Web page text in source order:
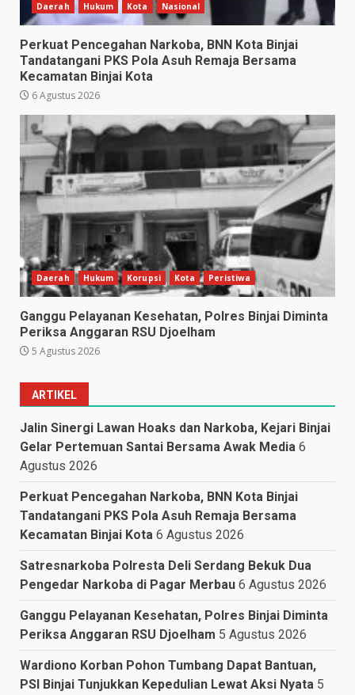
Daerah Hukum Kota Nasional
Perkuat Pencegahan Narkoba, BNN Kota Binjai
Tandatangani PKS Pola Asuh Remaja Bersama
Kecamatan Binjai Kota
6 Agustus 2026
Daerah Hukum Korupsi Kota Peristiwa
Ganggu Pelayanan Kesehatan, Polres Binjai Diminta
Periksa Anggaran RSU Djoelham
5 Agustus 2026
ARTIKEL
Jalin Sinergi Lawan Hoaks dan Narkoba, Kejari Binjai
Gelar Pertemuan Santai Bersama Awak Media 6
Agustus 2026
Perkuat Pencegahan Narkoba, BNN Kota Binjai
Tandatangani PKS Pola Asuh Remaja Bersama
Kecamatan Binjai Kota 6 Agustus 2026
Satresnarkoba Polresta Deli Serdang Bekuk Dua
Pengedar Narkoba di Pagar Merbau 6 Agustus 2026
Ganggu Pelayanan Kesehatan, Polres Binjai Diminta
Periksa Anggaran RSU Djoelham 5 Agustus 2026
Wardiono Korban Pohon Tumbang Dapat Bantuan,
PSI Binjai Tunjukkan Kepedulian Lewat Aksi Nyata 5